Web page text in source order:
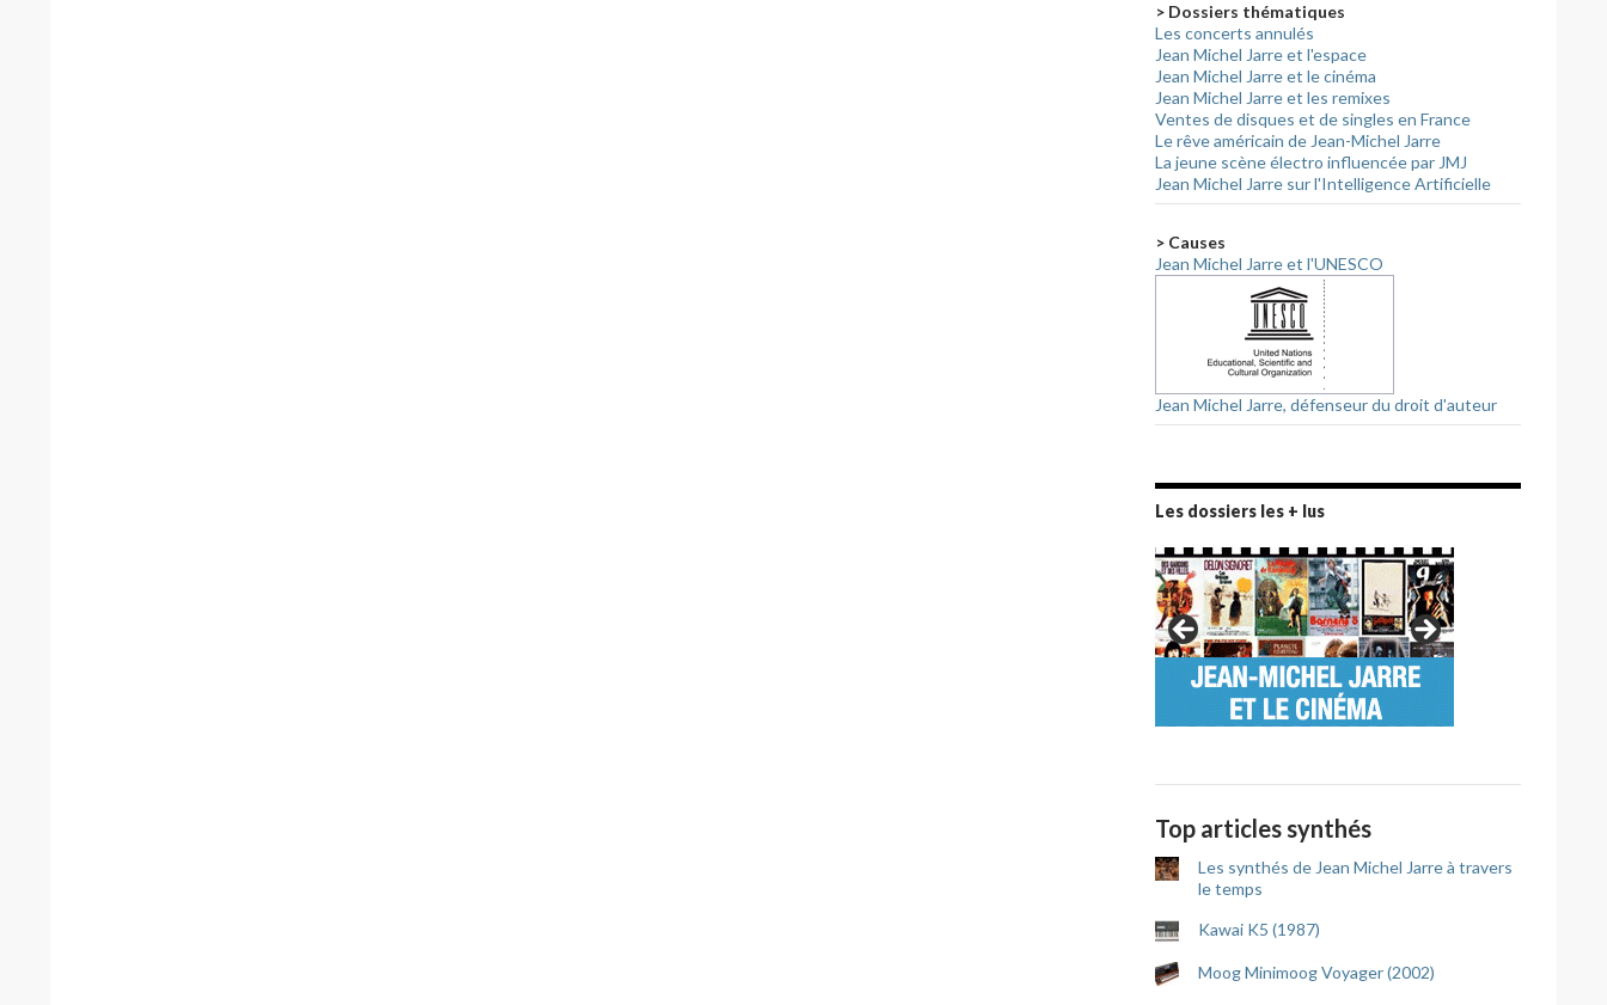
> Dossiers thématiques
Les concerts annulés
Jean Michel Jarre et l'espace
Jean Michel Jarre et le cinéma
Jean Michel Jarre et les remixes
Ventes de disques et de singles en France
Le rêve américain de Jean-Michel Jarre
La jeune scène électro influencée par JMJ
Jean Michel Jarre sur l'Intelligence Artificielle
> Causes
Jean Michel Jarre et l'UNESCO
Jean Michel Jarre, défenseur du droit d'auteur
Les dossiers les + lus
Top articles synthés
Les synthés de Jean Michel Jarre à travers
le temps
Kawai K5 (1987)
Moog Minimoog Voyager (2002)